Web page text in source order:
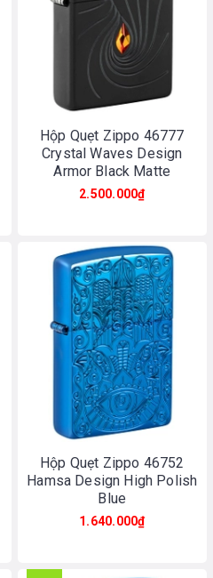
Hộp Quẹt Zippo 46777
Crystal Waves Design
Armor Black Matte
2.500.000₫
Hộp Quẹt Zippo 46752
Hamsa Design High Polish
Blue
1.640.000₫